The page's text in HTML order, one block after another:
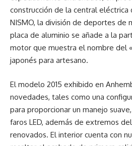
construcción de la central eléctrica
NISMO, la división de deportes de
placa de aluminio se añade a la
motor que muestra el nombre del
japonés para artesano.
El modelo 2015 exhibido en
novedades, tales como una
para proporcionar un manejo
faros LED, además de extremos
renovados. El interior cuenta con